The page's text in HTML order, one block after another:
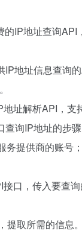
的IP地址查询API
IP地址信息查询
址解析API，支
询IP地址的步骤
务提供商的账号；
口，传入要查
取所需的信息。